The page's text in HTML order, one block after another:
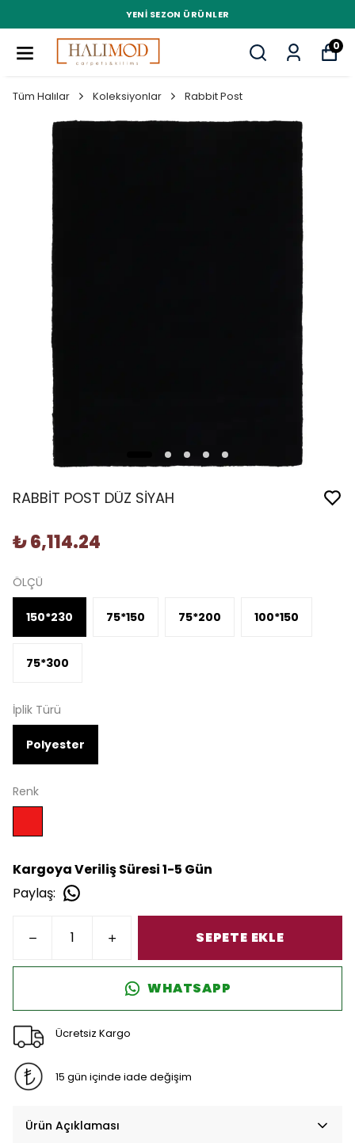
YENI SEZON ÜRÜNLER
0
Tüm Halılar Koleksiyonlar Rabbit Post
RABBİT POST DÜZ SİYAH
₺ 6,114.24
ÖLÇÜ
150*230 75*150 75*200 100*150
75*300
İplik Türü
Polyester
Renk
Kargoya Veriliş Süresi 1-5 Gün
Paylaş:
SEPETE EKLE
WHATSAPP
Ücretsiz Kargo
15 gün içinde iade değişim
Ürün Açıklaması